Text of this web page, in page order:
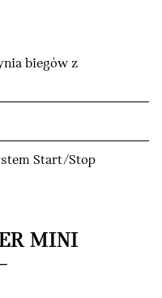
biegów z
Start/Stop
MINI